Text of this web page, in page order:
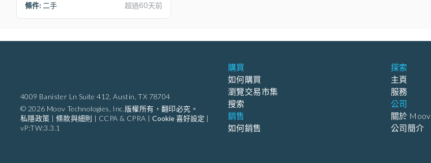
條件: 二手
超過60天前
4009 Banister Ln Suite 412, Austin, TX 78704
© 2026 Moov Technologies, Inc.版權所有，翻印必究。
私隱政策 | 條款與細則 | CCPA & CPRA | Cookie 喜好設定 |
vP:TW:3.3.1
購買
如何購買
瀏覽交易市集
搜索
銷售
如何銷售
探索
主頁
服務
公司
關於 Moov
公司簡介